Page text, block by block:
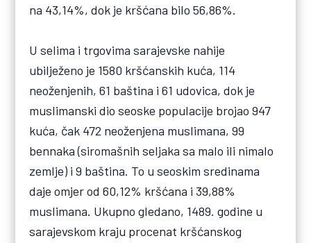
na 43,14%, dok je kršćana bilo 56,86%.
U selima i trgovima sarajevske nahije
ubilježeno je 1580 kršćanskih kuća, 114
neoženjenih, 61 baština i 61 udovica, dok je
muslimanski dio seoske populacije brojao 947
kuća, čak 472 neoženjena muslimana, 99
bennaka (siromašnih seljaka sa malo ili nimalo
zemlje) i 9 baština. To u seoskim sredinama
daje omjer od 60,12% kršćana i 39,88%
muslimana. Ukupno gledano, 1489. godine u
sarajevskom kraju procenat kršćanskog